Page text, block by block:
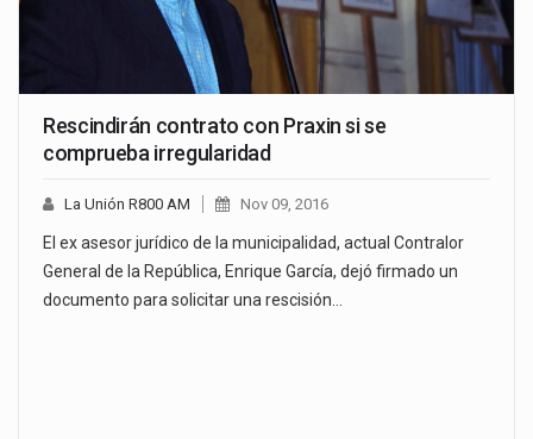
Rescindirán contrato con Praxin si se
comprueba irregularidad
La Unión R800 AM Nov 09, 2016
El ex asesor jurídico de la municipalidad, actual Contralor
General de la República, Enrique García, dejó firmado un
documento para solicitar una rescisión…